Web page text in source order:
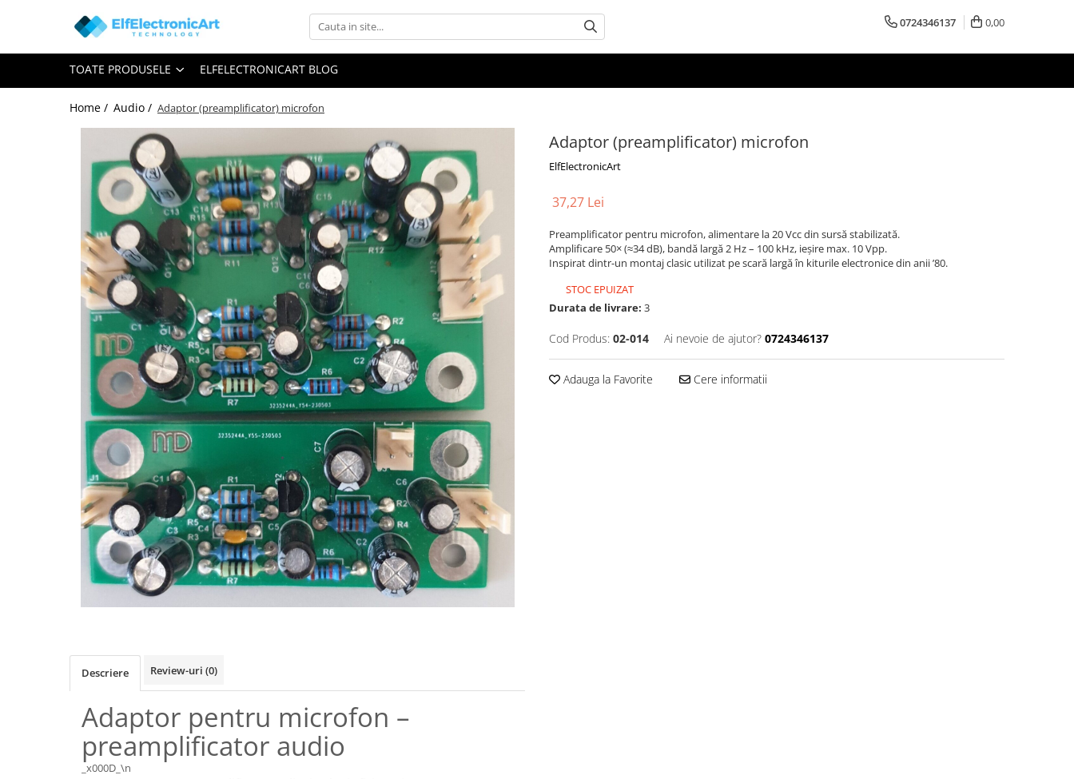
Toate Produsele
Audio
Instrumente de masura si control
Multimetre Digitale
Surse de alimentare
Osciloscoape
Osciloscoape AXIOMET
Osciloscoape B&K PRECISION
Osciloscoape FLUKE
Osciloscoape GW INSTEK
Osciloscoape HANTEK
Osciloscoape KEYSIGHT
Osciloscoape OWON
Osciloscoape Peaktech
Osciloscoape ROHDE & SCHWARZ
Osciloscoape TELEDYNE LECROY
Osciloscoape UNI-T
0724346137 0,00
TOATE PRODUSELE ELFELECTRONICART BLOG
Home / Audio / Adaptor (preamplificator) microfon
Adaptor (preamplificator) microfon
ElfElectronicArt
37,27 Lei
Preamplificator pentru microfon, alimentare la 20 Vcc din sursă stabilizată.
Amplificare 50× (≈34 dB), bandă largă 2 Hz – 100 kHz, ieșire max. 10 Vpp.
Inspirat dintr-un montaj clasic utilizat pe scară largă în kiturile electronice din anii ’80.
STOC EPUIZAT
Durata de livrare: 3
Cod Produs: 02-014 Ai nevoie de ajutor? 0724346137
Adauga la Favorite Cere informatii
Descriere Review-uri (0)
Adaptor pentru microfon –
preamplificator audio
_x000D_\n